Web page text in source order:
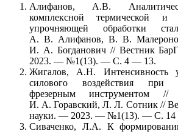
Алифанов, А.В.
комплексной термической и
упрочняющей обработки
А. В. Алифанов, В. В.
И. А. Богданович // Вестник
2023. — №1(13). — С. 4 — 13.
Жигалов, А.Н. Интенсивность
силового воздействия при
фрезерным
И. А. Горавский, Л. Л. Сотник //
науки. — 2023. — №1(13). — С.
Сиваченко, Л.А. К